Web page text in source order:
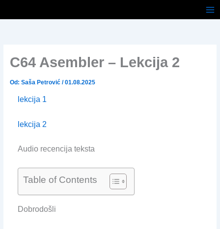
C64 Asembler – Lekcija 2
Od: Saša Petrović /01.08.2025
lekcija 1
lekcija 2
Audio recencija teksta
Table of Contents
Dobrodošli